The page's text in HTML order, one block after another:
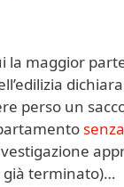
la maggior
perso un
già terminato)…